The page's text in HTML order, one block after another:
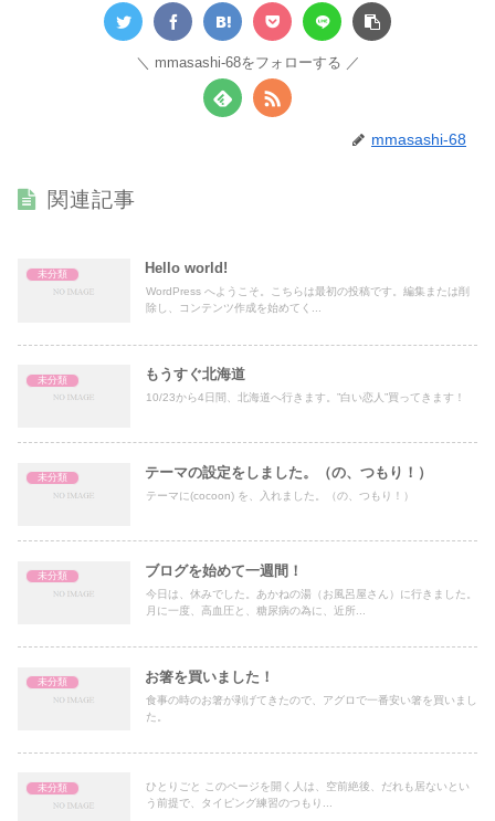
mmasashi-68をフォローする
mmasashi-68
関連記事
未分類 Hello world!
WordPress へようこそ。こちらは最初の投稿です。編集または削
除し、コンテンツ作成を始めてく...
未分類 もうすぐ北海道
10/23から4日間、北海道へ行きます。”白い恋人”買ってきます！
未分類 テーマの設定をしました。（の、つもり！）
テーマに(cocoon) を、入れました。（の、つもり！）
未分類 ブログを始めて一週間！
今日は、休みでした。あかねの湯（お風呂屋さん）に行きました。
月に一度、高血圧と、糖尿病の為に、近所...
未分類 お箸を買いました！
食事の時のお箸が剥げてきたので、アグロで一番安い箸を買いまし
た。
未分類
ひとりごと このページを開く人は、空前絶後、だれも居ないとい
う前提で、タイピング練習のつもり...